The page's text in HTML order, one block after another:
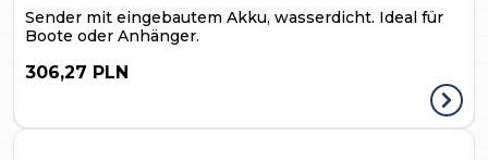
Sender mit eingebautem Akku, wasserdicht. Ideal für
Boote oder Anhänger.
306,27 PLN